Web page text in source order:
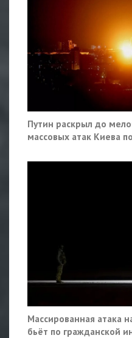
Путин раскрыл до
массовых атак Киева
Массированная атака
бьёт по гражданской